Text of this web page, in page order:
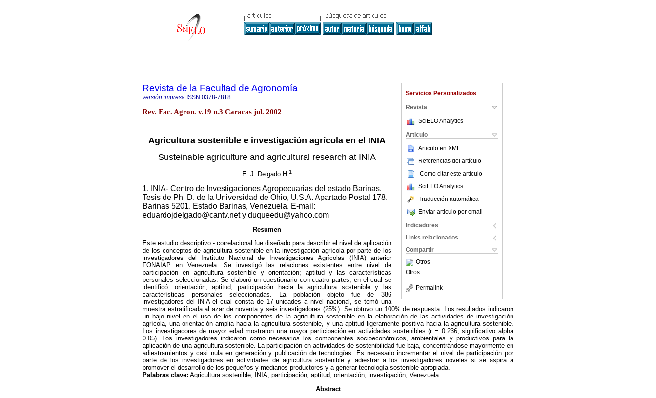
Servicios Personalizados
Revista
SciELO Analytics
Articulo
Articulo en XML
Referencias del artículo
Como citar este artículo
SciELO Analytics
Traducción automática
Enviar articulo por email
Indicadores
Links relacionados
Compartir
Otros
Otros
Permalink
Revista de la Facultad de Agronomía
versión impresa ISSN 0378-7818
Rev. Fac. Agron. v.19 n.3 Caracas jul. 2002
Agricultura sostenible e investigación agrícola en el INIA
Susteinable agriculture and agricultural research at INIA
E. J. Delgado H.1
1. INIA- Centro de Investigaciones Agropecuarias del estado Barinas.
Tesis de Ph. D. de la Universidad de Ohio, U.S.A. Apartado Postal 178.
Barinas 5201. Estado Barinas, Venezuela. E-mail:
eduardojdelgado@cantv.net y duqueedu@yahoo.com
Resumen
Este estudio descriptivo - correlacional fue diseñado para describir el nivel de aplicación
de los conceptos de agricultura sostenible en la investigación agrícola por parte de los
investigadores del Instituto Nacional de Investigaciones Agrícolas (INIA) anterior
FONAIAP en Venezuela. Se investigó las relaciones existentes entre nivel de
participación en agricultura sostenible y orientación; aptitud y las características
personales seleccionadas. Se elaboró un cuestionario con cuatro partes, en el cual se
identificó: orientación, aptitud, participación hacia la agricultura sostenible y las
características personales seleccionadas. La población objeto fue de 386
investigadores del INIA el cual consta de 17 unidades a nivel nacional, se tomó una
muestra estratificada al azar de noventa y seis investigadores (25%). Se obtuvo un 100% de respuesta. Los resultados indicaron
un bajo nivel en el uso de los componentes de la agricultura sostenible en la elaboración de las actividades de investigación
agrícola, una orientación amplia hacia la agricultura sostenible, y una aptitud ligeramente positiva hacia la agricultura sostenible.
Los investigadores de mayor edad mostraron una mayor participación en actividades sostenibles (r = 0.236, significativo alpha
0.05). Los investigadores indicaron como necesarios los componentes socioeconómicos, ambientales y productivos para la
aplicación de una agricultura sostenible. La participación en actividades de sostenibilidad fue baja, concentrándose mayormente en
adiestramientos y casi nula en generación y publicación de tecnologías. Es necesario incrementar el nivel de participación por
parte de los investigadores en actividades de agricultura sostenible y adiestrar a los investigadores noveles si se aspira a
promover el desarrollo de los pequeños y medianos productores y a generar tecnología sostenible apropiada.
Palabras clave: Agricultura sostenible, INIA, participación, aptitud, orientación, investigación, Venezuela.
Abstract